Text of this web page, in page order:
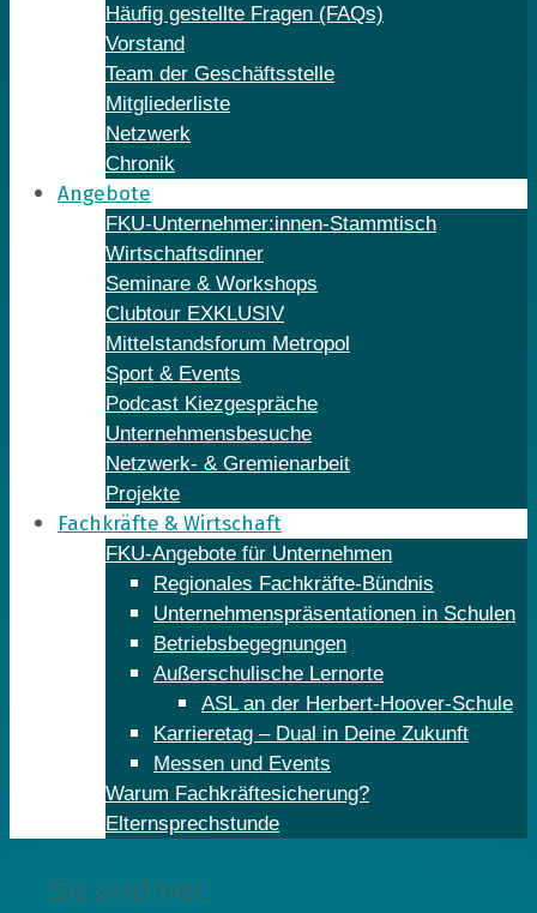
Häufig gestellte Fragen (FAQs)
Vorstand
Team der Geschäftsstelle
Mitgliederliste
Netzwerk
Chronik
Angebote
FKU-Unternehmer:innen-Stammtisch
Wirtschaftsdinner
Seminare & Workshops
Clubtour EXKLUSIV
Mittelstandsforum Metropol
Sport & Events
Podcast Kiezgespräche
Unternehmensbesuche
Netzwerk- & Gremienarbeit
Projekte
Fachkräfte & Wirtschaft
FKU-Angebote für Unternehmen
Regionales Fachkräfte-Bündnis
Unternehmenspräsentationen in Schulen
Betriebsbegegnungen
Außerschulische Lernorte
ASL an der Herbert-Hoover-Schule
Karrieretag – Dual in Deine Zukunft
Messen und Events
Warum Fachkräftesicherung?
Elternsprechstunde
Sie sind hier: